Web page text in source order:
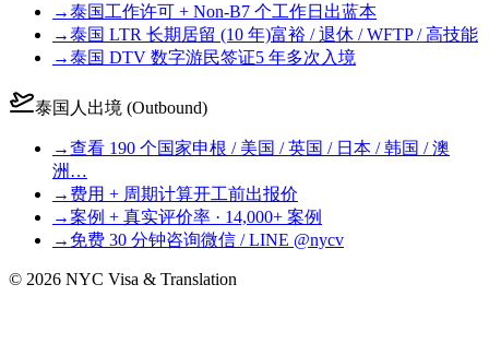
→泰国工作许可 + Non-B7 个工作日出蓝本
→泰国 LTR 长期居留 (10 年)富裕 / 退休 / WFTP / 高技能
→泰国 DTV 数字游民签证5 年多次入境
泰国人出境 (Outbound)
→查看 190 个国家申根 / 美国 / 英国 / 日本 / 韩国 / 澳
洲…
→ 费用 + 周期计算开工前出报价
→案例 + 真实评价率 · 14,000+ 案例
→ 免费 30 分钟咨询微信 / LINE @nycv
© 2026 NYC Visa & Translation